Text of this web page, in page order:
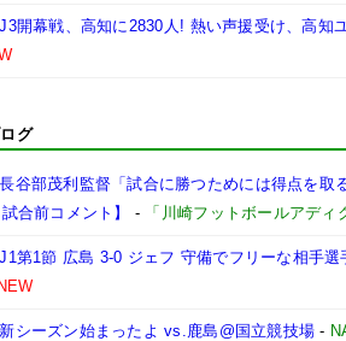
J3開幕戦、高知に2830人! 熱い声援受け、高知
グ
長谷部茂利監督「試合に勝つためには得点を
合前コメント】
- 「川崎フットボールアディ
J1第1節 広島 3-0 ジェフ 守備でフリーな相手
NEW
新シーズン始まったよ vs.鹿島@国立競技場 -